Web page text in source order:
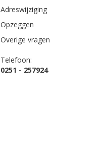
Adreswijziging
Opzeggen
Overige vragen
Telefoon:
0251 - 257924